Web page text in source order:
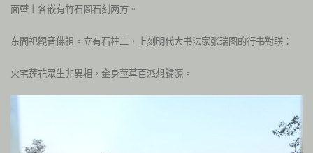
面壁上各嵌有竹石圖石刻两方。
东間祀觀音佛祖。立有石柱二，上刻明代大书法家张瑞图的行书對联：
火宅莲花眾生非異相，金身莖草百派想歸源。